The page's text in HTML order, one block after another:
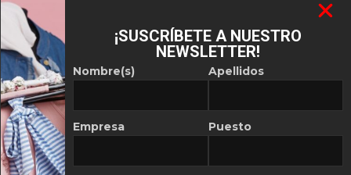
¡SUSCRÍBETE A NUESTRO
NEWSLETTER!
Nombre(s)
Empresa
Apellidos
Puesto